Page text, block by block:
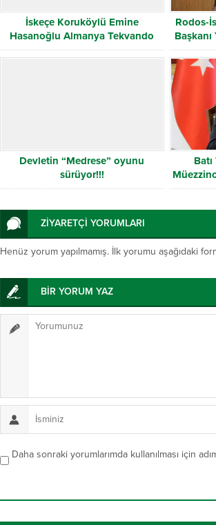
İskeçe Koruköylü Emine
Hasanoğlu Almanya Tekvando
Şampiyonu
Rodos-
Başkanı
Devletin “Medrese” oyunu
sürüyor!!!
ZİYARETÇİ YORUMLARI
Henüz yorum yapılmamış. İlk yorumu aşağıdaki
BİR YORUM YAZ
Daha sonraki yorumlarımda kullanılması için